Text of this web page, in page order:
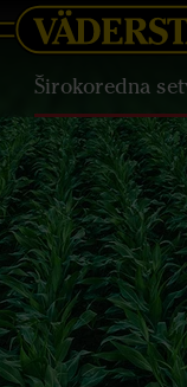
Širokoredna